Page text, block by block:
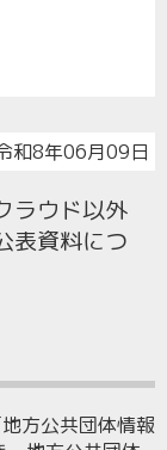
和8年06月09日
ラウド以外
表資料につ
方公共団体情報